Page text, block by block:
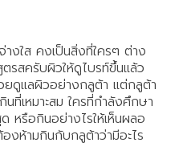
งใส คงเป็นสิ่งที่ใครๆ ต่าง
รสครับผิวให้ดูไบรท์ขึ้นแล้ว
ดูแลผิวอย่างกลูต้า แต่กลูต้า
ที่เหมาะสม ใครที่กำลังศึกษา
หรือกินอย่างไรให้เห็นผลอ
ห้ามกินกับกลูต้าว่ามีอะไร